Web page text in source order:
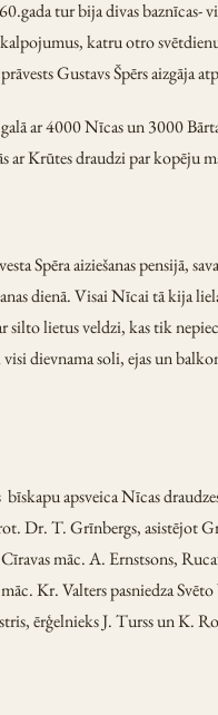
tur bija divas baznīcas-
katru otro
Gustavs Špērs aizgāja
ar 4000 Nīcas un 3000
Krūtes draudzi par kopēju
Spēra aiziešanas pensijā,
dienā. Visai Nīcai tā kija
silto lietus veldzi, kas tik
dievnama soli, ejas un
apsveica Nīcas
Dr. T. Grīnbergs, asistējot
māc. A. Ernstsons,
Kr. Valters pasniedza
ērģelnieks J. Turss un K.